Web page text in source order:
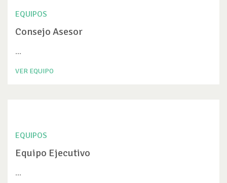
EQUIPOS
Consejo Asesor
...
VER EQUIPO
EQUIPOS
Equipo Ejecutivo
...